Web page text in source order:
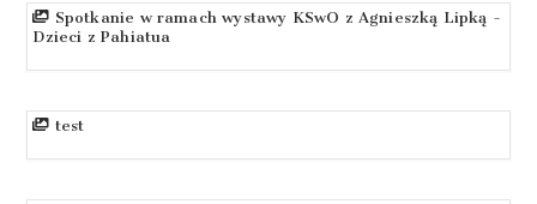
Spotkanie w ramach wystawy KSwO z Agnieszką Lipką -
Dzieci z Pahiatua
test